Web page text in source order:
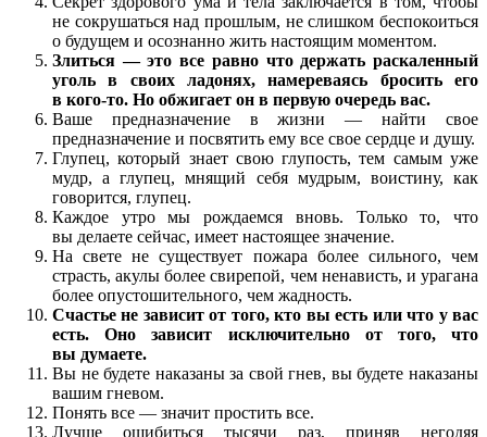
не сокрушаться над прошлым, не слишком беспокоиться
о будущем и осознанно жить настоящим моментом.
Злиться — это все равно что держать раскаленный
уголь в своих ладонях, намереваясь бросить его
в кого-то. Но обжигает он в первую очередь вас.
Ваше предназначение в жизни — найти свое
предназначение и посвятить ему все свое сердце и душу.
Глупец, который знает свою глупость, тем самым уже
мудр, а глупец, мнящий себя мудрым, воистину, как
говорится, глупец.
Каждое утро мы рождаемся вновь. Только то, что
вы делаете сейчас, имеет настоящее значение.
На свете не существует пожара более сильного, чем
страсть, акулы более свирепой, чем ненависть, и урагана
более опустошительного, чем жадность.
Счастье не зависит от того, кто вы есть или что у вас
есть. Оно зависит исключительно от того, что
вы думаете.
Вы не будете наказаны за свой гнев, вы будете наказаны
вашим гневом.
Понять все — значит простить все.
Лучше ошибиться тысячи раз, приняв негодяя